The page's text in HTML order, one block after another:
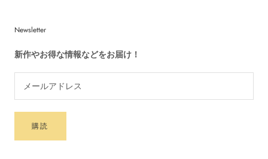
Newsletter
新作やお得な情報などをお届け！
購読